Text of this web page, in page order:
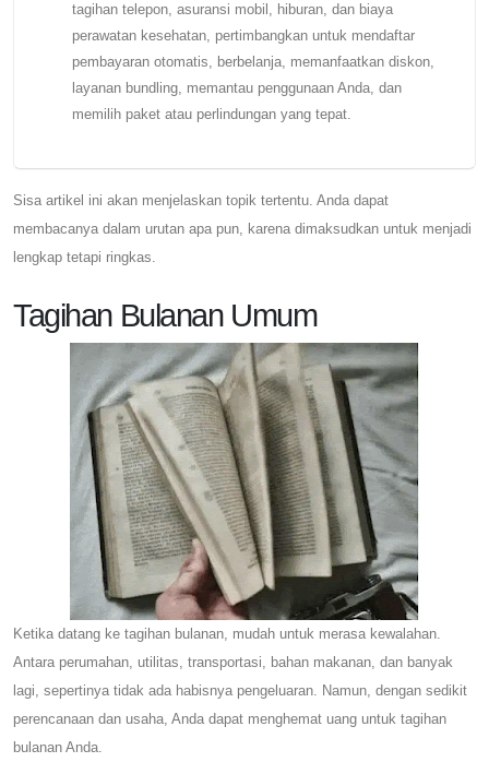
tagihan telepon, asuransi mobil, hiburan, dan biaya
perawatan kesehatan, pertimbangkan untuk mendaftar
pembayaran otomatis, berbelanja, memanfaatkan diskon,
layanan bundling, memantau penggunaan Anda, dan
memilih paket atau perlindungan yang tepat.
Sisa artikel ini akan menjelaskan topik tertentu. Anda dapat
membacanya dalam urutan apa pun, karena dimaksudkan untuk menjadi
lengkap tetapi ringkas.
Tagihan Bulanan Umum
Ketika datang ke tagihan bulanan, mudah untuk merasa kewalahan.
Antara perumahan, utilitas, transportasi, bahan makanan, dan banyak
lagi, sepertinya tidak ada habisnya pengeluaran. Namun, dengan sedikit
perencanaan dan usaha, Anda dapat menghemat uang untuk tagihan
bulanan Anda.